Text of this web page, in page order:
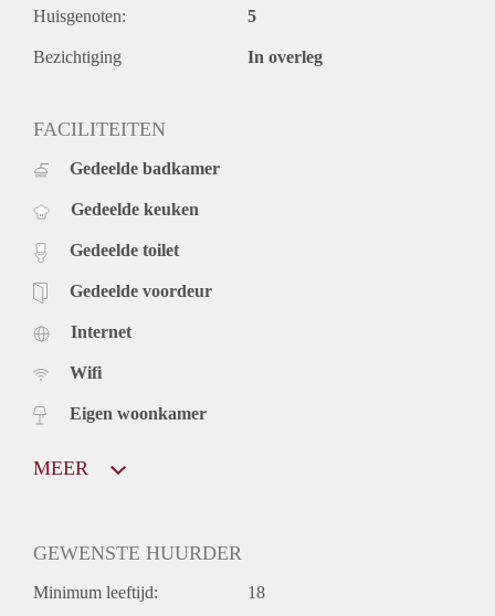
Huisgenoten: 5
Bezichtiging In overleg
FACILITEITEN
Gedeelde badkamer
Gedeelde keuken
Gedeelde toilet
Gedeelde voordeur
Internet
Wifi
Eigen woonkamer
MEER
GEWENSTE HUURDER
Minimum leeftijd: 18